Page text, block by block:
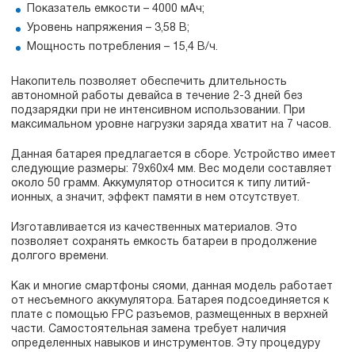
Показатель емкости – 4000 мАч;
Уровень напряжения – 3,58 В;
Мощность потребления – 15,4 В/ч.
Накопитель позволяет обеспечить длительность
автономной работы девайса в течение 2-3 дней без
подзарядки при не интенсивном использовании. При
максимальном уровне нагрузки заряда хватит на 7 часов.
Данная батарея предлагается в сборе. Устройство имеет
следующие размеры: 79x60x4 мм. Вес модели составляет
около 50 грамм. Аккумулятор относится к типу литий-
ионных, а значит, эффект памяти в нем отсутствует.
Изготавливается из качественных материалов. Это
позволяет сохранять емкость батареи в продолжение
долгого времени.
Как и многие смартфоны сяоми, данная модель работает
от несъемного аккумулятора. Батарея подсоединяется к
плате с помощью FPC разъемов, размещенных в верхней
части. Самостоятельная замена требует наличия
определенных навыков и инструментов. Эту процедуру